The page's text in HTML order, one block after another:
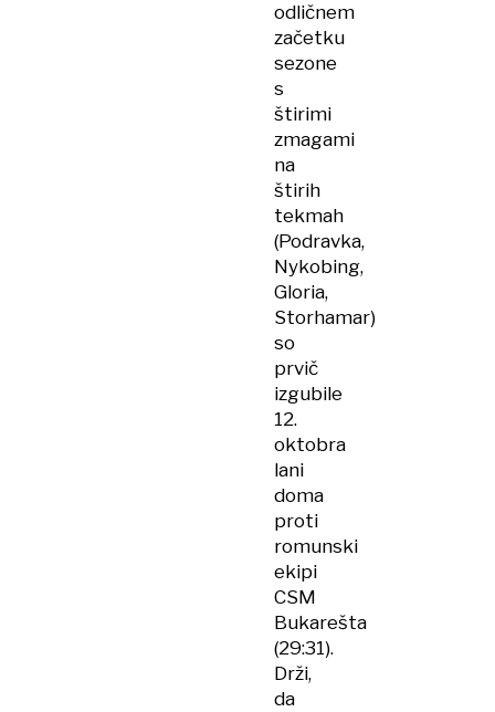
odličnem
začetku
sezone
s
štirimi
zmagami
na
štirih
tekmah
(Podravka,
Nykobing,
Gloria,
Storhamar)
so
prvič
izgubile
12.
oktobra
lani
doma
proti
romunski
ekipi
CSM
Bukarešta
(29:31).
Drži,
da